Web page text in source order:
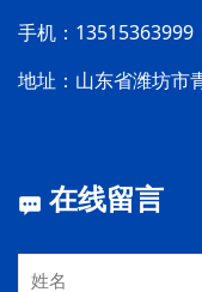
手机：13515363999
地址：山东省潍坊市
在线留言